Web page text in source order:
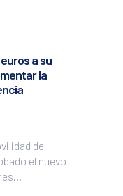
a su
la
del
el nuevo